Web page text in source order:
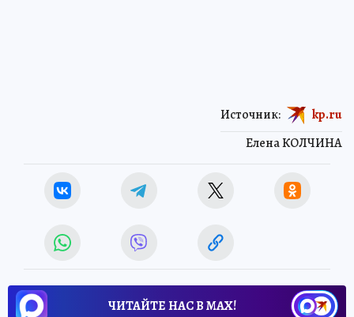
Елена КОЛЧИНА
Источник: kp.ru
ЧИТАЙТЕ НАС В МАХ!